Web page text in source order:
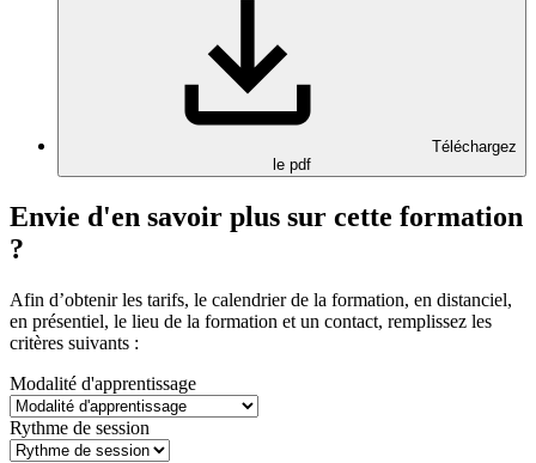
Téléchargez
le pdf
Envie d'en savoir plus sur cette formation
?
Afin d’obtenir les tarifs, le calendrier de la formation, en distanciel,
en présentiel, le lieu de la formation et un contact, remplissez les
critères suivants :
Modalité d'apprentissage
Rythme de session